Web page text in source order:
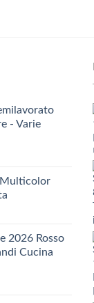
- Varie
Multicolor
2026 Rosso
Cucina